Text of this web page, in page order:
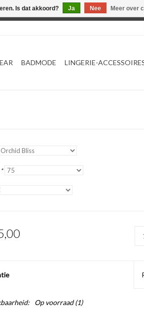
BADMODE LINGERIE-
*
Op voorraad(1)
Is dat akkoord? Ja Nee Meer over
met EU maten. .